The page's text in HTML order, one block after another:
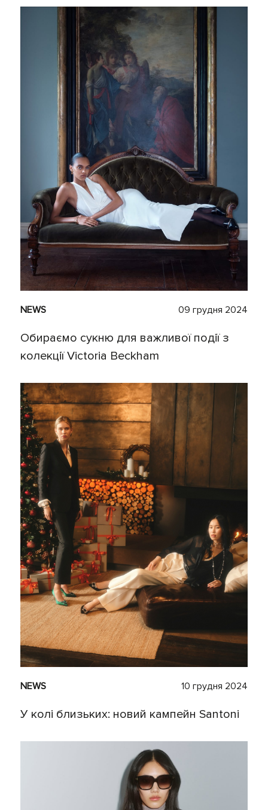
NEWS 09 грудня 2024
Обираємо сукню для важливої події з
колекції Victoria Beckham
NEWS 10 грудня 2024
У колі близьких: новий кампейн Santoni